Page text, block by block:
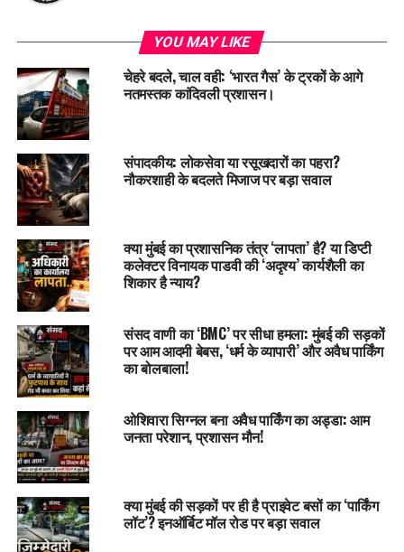
YOU MAY LIKE
चेहरे बदले, चाल वही: ‘भारत गैस’ के ट्रकों के आगे
नतमस्तक कांदिवली प्रशासन।
संपादकीय: लोकसेवा या रसूखदारों का पहरा?
नौकरशाही के बदलते मिजाज पर बड़ा सवाल
क्या मुंबई का प्रशासनिक तंत्र ‘लापता’ है? या डिप्टी
कलेक्टर विनायक पाडवी की ‘अदृश्य’ कार्यशैली का
शिकार है न्याय?
संसद वाणी का ‘BMC’ पर सीधा हमला: मुंबई की सड़कों
पर आम आदमी बेबस, ‘धर्म के व्यापारी’ और अवैध पार्किंग
का बोलबाला!
ओशिवारा सिग्नल बना अवैध पार्किंग का अड्डा: आम
जनता परेशान, प्रशासन मौन!
क्या मुंबई की सड़कों पर ही है प्राइवेट बसों का ‘पार्किंग
लॉट’? इनऑर्बिट मॉल रोड पर बड़ा सवाल